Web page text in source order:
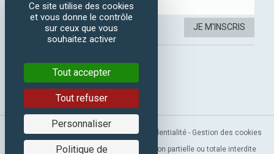
JE M'INSCRIS
SUIVEZ-NOUS :
Facebook
Instagram
Mentions légales-CGV-Politique de confidentialité - Gestion des cookies
Copyright 2019 © Prêt à Partir. Reproduction partielle ou totale interdite
Ce site utilise des cookies
et vous donne le contrôle
sur ceux que vous
souhaitez activer
Tout accepter
Tout refuser
Personnaliser
Politique de